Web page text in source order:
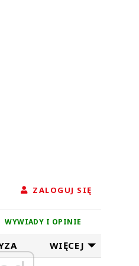
ZALOGUJ SIĘ
WYWIADY I OPINIE
WIĘCEJ